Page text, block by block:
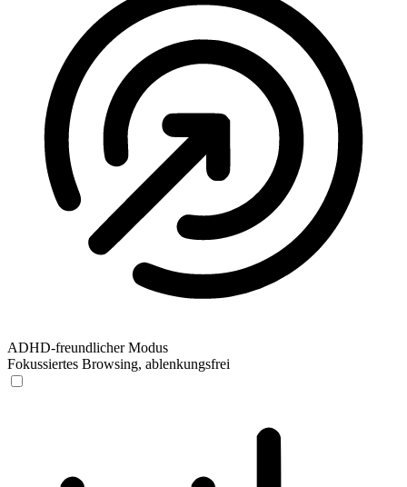
ADHD-freundlicher Modus
Fokussiertes Browsing, ablenkungsfrei